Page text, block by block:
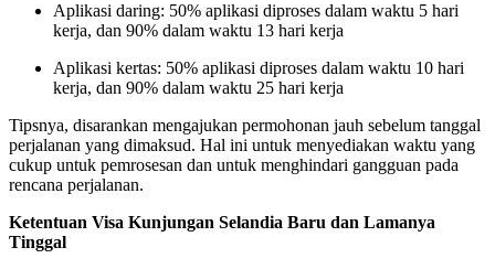
Aplikasi daring: 50% aplikasi diproses dalam waktu 5 hari
kerja, dan 90% dalam waktu 13 hari kerja
Aplikasi kertas: 50% aplikasi diproses dalam waktu 10 hari
kerja, dan 90% dalam waktu 25 hari kerja
Tipsnya, disarankan mengajukan permohonan jauh sebelum tanggal
perjalanan yang dimaksud. Hal ini untuk menyediakan waktu yang
cukup untuk pemrosesan dan untuk menghindari gangguan pada
rencana perjalanan.
Ketentuan Visa Kunjungan Selandia Baru dan Lamanya
Tinggal